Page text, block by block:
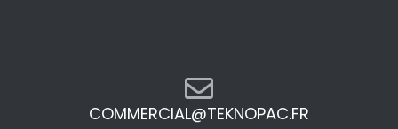
COMMERCIAL@TEKNOPAC.FR